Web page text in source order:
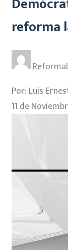
reforma
Por: Luis
11 de